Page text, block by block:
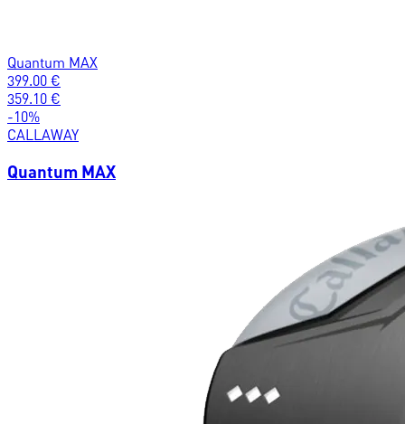
Quantum MAX
399.00 €
359.10 €
-10%
CALLAWAY
Quantum MAX